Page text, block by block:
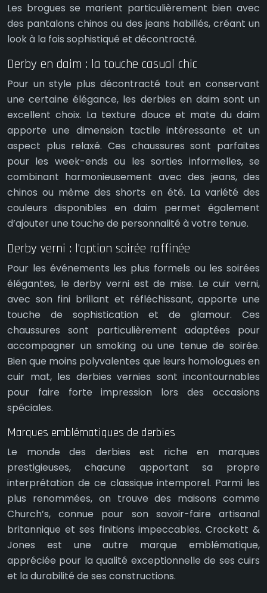
Les brogues se marient particulièrement bien avec
des pantalons chinos ou des jeans habillés, créant un
look à la fois sophistiqué et décontracté.
Derby en daim : la touche casual chic
Pour un style plus décontracté tout en conservant
une certaine élégance, les derbies en daim sont un
excellent choix. La texture douce et mate du daim
apporte une dimension tactile intéressante et un
aspect plus relaxé. Ces chaussures sont parfaites
pour les week-ends ou les sorties informelles, se
combinant harmonieusement avec des jeans, des
chinos ou même des shorts en été. La variété des
couleurs disponibles en daim permet également
d’ajouter une touche de personnalité à votre tenue.
Derby verni : l’option soirée raffinée
Pour les événements les plus formels ou les soirées
élégantes, le derby verni est de mise. Le cuir verni,
avec son fini brillant et réfléchissant, apporte une
touche de sophistication et de glamour. Ces
chaussures sont particulièrement adaptées pour
accompagner un smoking ou une tenue de soirée.
Bien que moins polyvalentes que leurs homologues en
cuir mat, les derbies vernies sont incontournables
pour faire forte impression lors des occasions
spéciales.
Marques emblématiques de derbies
Le monde des derbies est riche en marques
prestigieuses, chacune apportant sa propre
interprétation de ce classique intemporel. Parmi les
plus renommées, on trouve des maisons comme
Church’s, connue pour son savoir-faire artisanal
britannique et ses finitions impeccables. Crockett &
Jones est une autre marque emblématique,
appréciée pour la qualité exceptionnelle de ses cuirs
et la durabilité de ses constructions.